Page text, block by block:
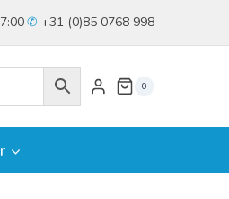
+31 (0)85 0768 998
0